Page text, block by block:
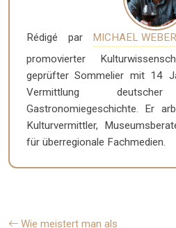
Rédigé par MICHAEL
promovierter
geprüfter Sommelier mit 14
Vermittlung
Gastronomiegeschichte. Er
Kulturvermittler,
für überregionale Fachmedien.
Wie meistert man als